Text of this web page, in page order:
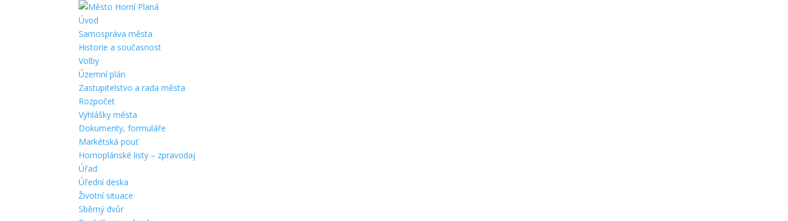
Úvod
Samospráva města
Historie a současnost
Volby
Územní plán
Zastupitelstvo a rada města
Rozpočet
Vyhlášky města
Dokumenty, formuláře
Markétská pouť
Hornoplánské listy – zpravodaj
Úřad
Úřední deska
Životní situace
Sběrný dvůr